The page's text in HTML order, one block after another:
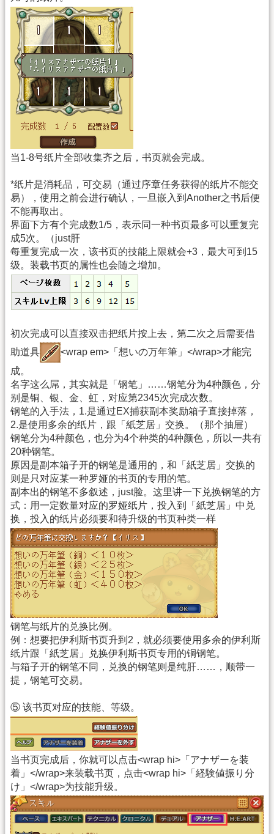
当1-8号纸片全部收集齐之后，书页就会完成。
*纸片是消耗品，可交易（通过序章任务获得的纸片不能交
易），使用之前会进行确认，一旦嵌入到Another之书后便
不能再取出。
界面下方有个完成数1/5，表示同一种书页最多可以重复完
成5次。（just肝
每重复完成一次，该书页的技能上限就会+3，最大可到15
级。装载书页的属性也会随之增加。
初次完成可以直接双击把纸片按上去，第二次之后需要借
助道具
<wrap em>「想いの万年筆」</wrap>才能完
成。
名字这么屌，其实就是「钢笔」……钢笔分为4种颜色，分
别是铜、银、金、虹，对应第2345次完成次数。
钢笔的入手法，1.是通过EX捕获副本奖励箱子直接掉落，
2.是使用多余的纸片，跟「紙芝居」交换。（那个抽屉）
钢笔分为4种颜色，也分为4个种类的4种颜色，所以一共有
20种钢笔。
原因是副本箱子开的钢笔是通用的，和「紙芝居」交换的
则是只对应某一种罗娅的书页的专用的笔。
副本出的钢笔不多叙述，just脸。这里讲一下兑换钢笔的方
式：用一定数量对应的罗娅纸片，投入到「紙芝居」中兑
换，投入的纸片必须要和待升级的书页种类一样
钢笔与纸片的兑换比例。
例：想要把伊利斯书页升到2，就必须要使用多余的伊利斯
纸片跟「紙芝居」兑换伊利斯书页专用的铜钢笔。
与箱子开的钢笔不同，兑换的钢笔则是纯肝……，顺带一
提，钢笔可交易。
⑤ 该书页对应的技能、等级。
当书页完成后，你就可以点击<wrap hi>「アナザーを装
着」</wrap>来装载书页，点击<wrap hi>「経験値振り分
け」</wrap>为技能升级。